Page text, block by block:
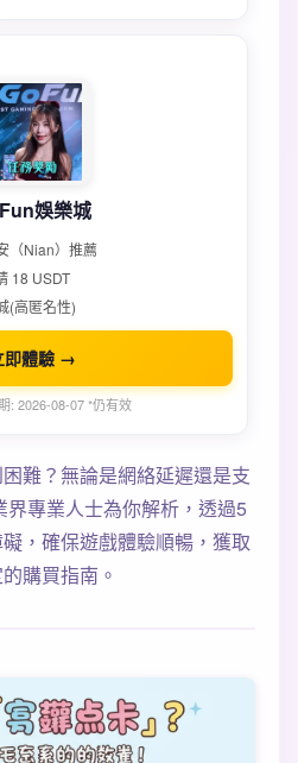
娛樂城
（Nian）推薦
18 USDT
(高匿名性)
即體驗 →
: 2026-08-07 *仍有效
難？無論是網絡延遲還是支
專業人士為你解析，透過5
，確保遊戲體驗順暢，獲取
購買指南。